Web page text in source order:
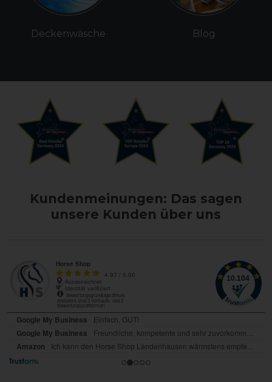
Deckenwäsche Blog
Kundenmeinungen: Das sagen
unsere Kunden über uns